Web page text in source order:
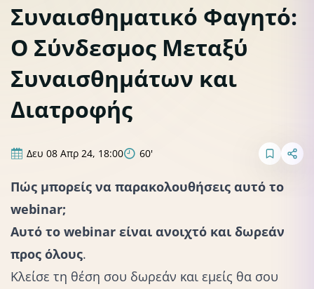
Συναισθηματικό Φαγητό:
Ο Σύνδεσμος Μεταξύ
Συναισθημάτων και
Διατροφής
Δευ 08 Απρ 24, 18:00 60'
Πώς μπορείς να παρακολουθήσεις αυτό το
webinar;
Αυτό το webinar είναι ανοιχτό και δωρεάν
προς όλους.
Κλείσε τη θέση σου δωρεάν και εμείς θα σου